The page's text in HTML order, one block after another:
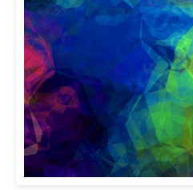
Modern ultrahang készülék
Távkonzultáció
Előadások
Szakmai blog
Rendelési díjak
Elérhetőségek